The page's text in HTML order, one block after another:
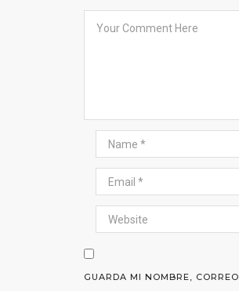
GUARDA MI NOMBRE, CORREO